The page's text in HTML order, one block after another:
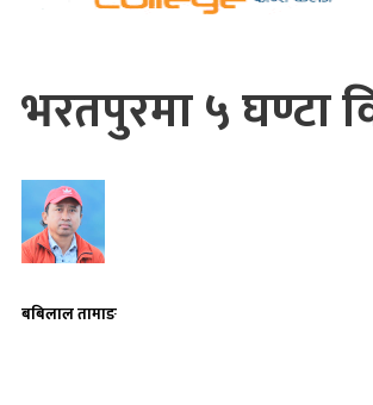
भरतपुरमा ५ घण्टा
बबिलाल तामाङ